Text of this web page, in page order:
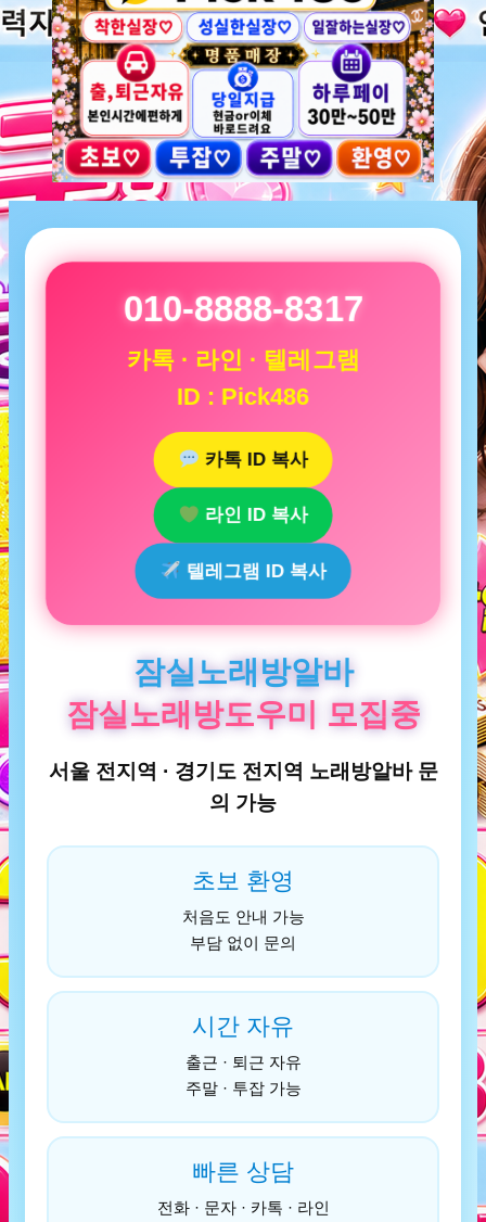
010-8888-8317
카톡 · 라인 · 텔레그램
ID : Pick486
카톡 ID 복사
라인 ID 복사
텔레그램 ID 복사
잠실노래방알바
잠실노래방도우미 모집중
서울 전지역 · 경기도 전지역 노래방알바 문
의 가능
초보 환영
처음도 안내 가능
부담 없이 문의
시간 자유
출근 · 퇴근 자유
주말 · 투잡 가능
빠른 상담
전화 · 문자 · 카톡 · 라인